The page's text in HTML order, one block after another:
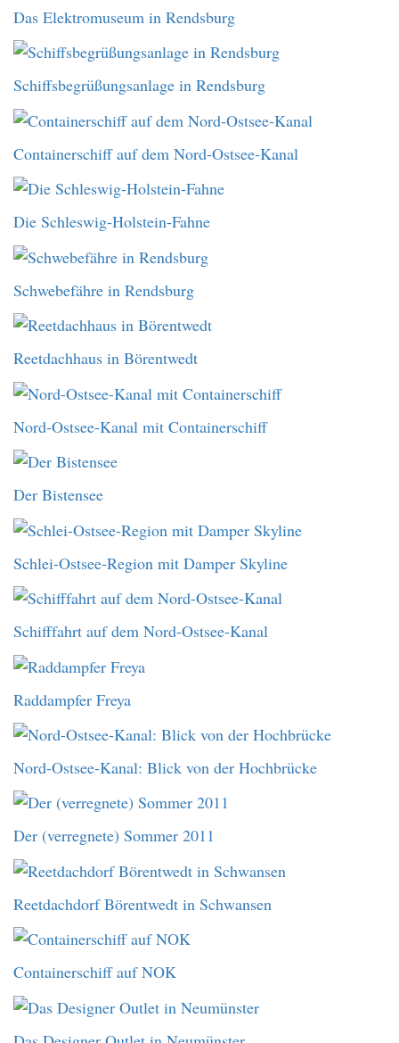
Das Elektromuseum in Rendsburg
Schiffsbegrüßungsanlage in Rendsburg
Containerschiff auf dem Nord-Ostsee-Kanal
Die Schleswig-Holstein-Fahne
Schwebefähre in Rendsburg
Reetdachhaus in Börentwedt
Nord-Ostsee-Kanal mit Containerschiff
Der Bistensee
Schlei-Ostsee-Region mit Damper Skyline
Schifffahrt auf dem Nord-Ostsee-Kanal
Raddampfer Freya
Nord-Ostsee-Kanal: Blick von der Hochbrücke
Der (verregnete) Sommer 2011
Reetdachdorf Börentwedt in Schwansen
Containerschiff auf NOK